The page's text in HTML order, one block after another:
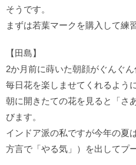
そうです。
まずは若葉マークを購入して練
【田島】
2か月前に蒔いた朝顔がぐんぐ
毎日花を楽しませてくれるよう
朝に開きたての花を見ると「さ
びます。
インドア派の私ですが今年の夏
方言で「やる気」）を出してプ